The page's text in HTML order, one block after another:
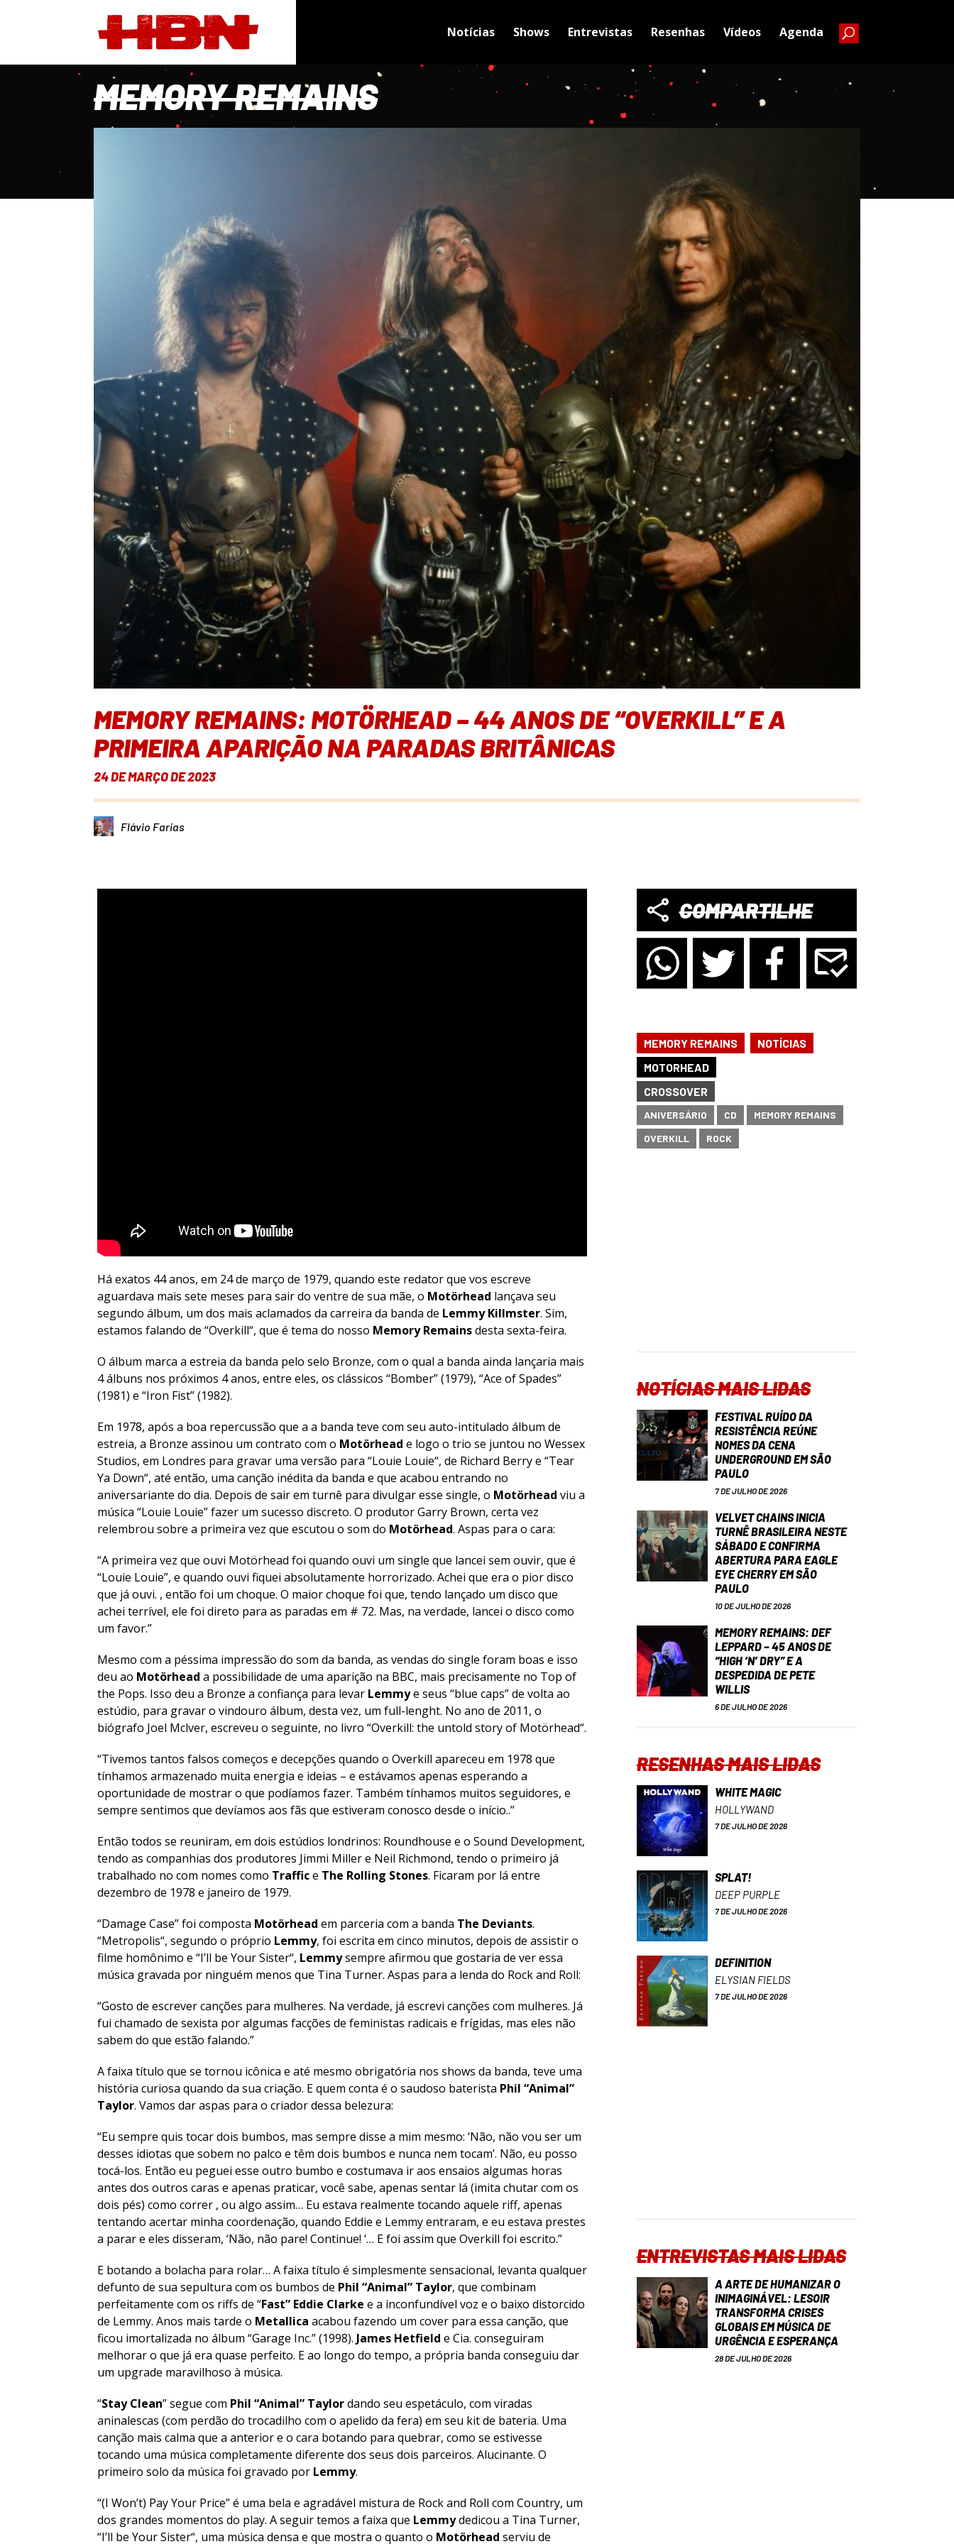
Notícias Shows Entrevistas Resenhas Vídeos Agenda
MEMORY REMAINS
MEMORY REMAINS: MOTÖRHEAD – 44 ANOS DE “OVERKILL” E A
PRIMEIRA APARIÇÃO NA PARADAS BRITÂNICAS
24 DE MARÇO DE 2023
Flávio Farias
Há exatos 44 anos, em 24 de março de 1979, quando este redator que vos escreve
aguardava mais sete meses para sair do ventre de sua mãe, o Motörhead lançava seu
segundo álbum, um dos mais aclamados da carreira da banda de Lemmy Killmster. Sim,
estamos falando de “Overkill“, que é tema do nosso Memory Remainsdesta sexta-feira.
O álbum marca a estreia da banda pelo selo Bronze, com o qual a banda ainda lançaria mais
4 álbuns nos próximos 4 anos, entre eles, os clássicos “Bomber” (1979), “Ace of Spades”
(1981) e “Iron Fist” (1982).
Em 1978, após a boa repercussão que a a banda teve com seu auto-intitulado álbum de
estreia, a Bronze assinou um contrato com o Motörhead e logo o trio se juntou no Wessex
Studios, em Londres para gravar uma versão para “Louie Louie“, de Richard Berry e “Tear
Ya Down“, até então, uma canção inédita da banda e que acabou entrando no
aniversariante do dia. Depois de sair em turnê para divulgar esse single, o Motörhead viu a
música “Louie Louie” fazer um sucesso discreto. O produtor Garry Brown, certa vez
relembrou sobre a primeira vez que escutou o som do Motörhead. Aspas para o cara:
“A primeira vez que ouvi Motörhead foi quando ouvi um single que lancei sem ouvir, que é
“Louie Louie”, e quando ouvi fiquei absolutamente horrorizado. Achei que era o pior disco
que já ouvi. , então foi um choque. O maior choque foi que, tendo lançado um disco que
achei terrível, ele foi direto para as paradas em # 72. Mas, na verdade, lancei o disco como
um favor.”
Mesmo com a péssima impressão do som da banda, as vendas do single foram boas e isso
deu ao Motörhead a possibilidade de uma aparição na BBC, mais precisamente no Top of
the Pops. Isso deu a Bronze a confiança para levar Lemmye seus “blue caps” de volta ao
estúdio, para gravar o vindouro álbum, desta vez, um full-lenght. No ano de 2011, o
biógrafo Joel Mclver, escreveu o seguinte, no livro “Overkill: the untold story of Motörhead“.
“Tivemos tantos falsos começos e decepções quando o Overkill apareceu em 1978 que
tínhamos armazenado muita energia e ideias – e estávamos apenas esperando a
oportunidade de mostrar o que podíamos fazer. Também tínhamos muitos seguidores, e
sempre sentimos que devíamos aos fãs que estiveram conosco desde o início..”
Então todos se reuniram, em dois estúdios londrinos: Roundhouse e o Sound Development,
tendo as companhias dos produtores Jimmi Miller e Neil Richmond, tendo o primeiro já
trabalhado no com nomes como Traffice The Rolling Stones. Ficaram por lá entre
dezembro de 1978 e janeiro de 1979.
“Damage Case” foi composta Motörhead em parceria com a banda The Deviants.
“Metropolis“, segundo o próprio Lemmy, foi escrita em cinco minutos, depois de assistir o
filme homônimo e “I’ll be Your Sister“, Lemmysempre afirmou que gostaria de ver essa
música gravada por ninguém menos que Tina Turner. Aspas para a lenda do Rock and Roll:
“Gosto de escrever canções para mulheres. Na verdade, já escrevi canções com mulheres. Já
fui chamado de sexista por algumas facções de feministas radicais e frígidas, mas eles não
sabem do que estão falando.”
A faixa título que se tornou icônica e até mesmo obrigatória nos shows da banda, teve uma
história curiosa quando da sua criação. E quem conta é o saudoso baterista Phil “Animal”
Taylor. Vamos dar aspas para o criador dessa belezura:
“Eu sempre quis tocar dois bumbos, mas sempre disse a mim mesmo: ‘Não, não vou ser um
desses idiotas que sobem no palco e têm dois bumbos e nunca nem tocam’. Não, eu posso
tocá-los. Então eu peguei esse outro bumbo e costumava ir aos ensaios algumas horas
antes dos outros caras e apenas praticar, você sabe, apenas sentar lá (imita chutar com os
dois pés) como correr , ou algo assim… Eu estava realmente tocando aquele riff, apenas
tentando acertar minha coordenação, quando Eddie e Lemmy entraram, e eu estava prestes
a parar e eles disseram, ‘Não, não pare! Continue! ‘… E foi assim que Overkill foi escrito.”
E botando a bolacha para rolar… A faixa título é simplesmente sensacional, levanta qualquer
defunto de sua sepultura com os bumbos de Phil “Animal” Taylor, que combinam
perfeitamente com os riffs de “Fast” Eddie Clarke e a inconfundível voz e o baixo distorcido
de Lemmy. Anos mais tarde o Metallica acabou fazendo um cover para essa canção, que
ficou imortalizada no álbum “Garage Inc.” (1998). James Hetfield e Cia. conseguiram
melhorar o que já era quase perfeito. E ao longo do tempo, a própria banda conseguiu dar
um upgrade maravilhoso à música.
“Stay Clean” segue com Phil “Animal” Taylordando seu espetáculo, com viradas
aninalescas (com perdão do trocadilho com o apelido da fera) em seu kit de bateria. Uma
canção mais calma que a anterior e o cara botando para quebrar, como se estivesse
tocando uma música completamente diferente dos seus dois parceiros. Alucinante. O
primeiro solo da música foi gravado por Lemmy.
“(I Won’t) Pay Your Price” é uma bela e agradável mistura de Rock and Roll com Country, um
dos grandes momentos do play. A seguir temos a faixa que Lemmydedicou a Tina Turner,
“I’ll be Your Sister“, uma música densa e que mostra o quanto o Motörhead serviu de
COMPARTILHE
MEMORY REMAINS
NOTÍCIAS
MOTORHEAD
CROSSOVER
ANIVERSÁRIO CD
MEMORY REMAINS
OVERKILL
ROCK
NOTÍCIAS MAIS LIDAS
FESTIVAL RUÍDO DA
RESISTÊNCIA REÚNE
NOMES DA CENA
UNDERGROUND EM SÃO
PAULO
7 DE JULHO DE 2026
VELVET CHAINS INICIA
TURNÊ BRASILEIRA NESTE
SÁBADO E CONFIRMA
ABERTURA PARA EAGLE
EYE CHERRY EM SÃO
PAULO
10 DE JULHO DE 2026
MEMORY REMAINS: DEF
LEPPARD – 45 ANOS DE
“HIGH ‘N’ DRY” E A
DESPEDIDA DE PETE
WILLIS
6 DE JULHO DE 2026
RESENHAS MAIS LIDAS
WHITE MAGIC
HOLLYWAND
7 DE JULHO DE 2026
SPLAT!
DEEP PURPLE
7 DE JULHO DE 2026
DEFINITION
ELYSIAN FIELDS
7 DE JULHO DE 2026
ENTREVISTAS MAIS LIDAS
A ARTE DE HUMANIZAR O
INIMAGINÁVEL: LESOIR
TRANSFORMA CRISES
GLOBAIS EM MÚSICA DE
URGÊNCIA E ESPERANÇA
28 DE JULHO DE 2026